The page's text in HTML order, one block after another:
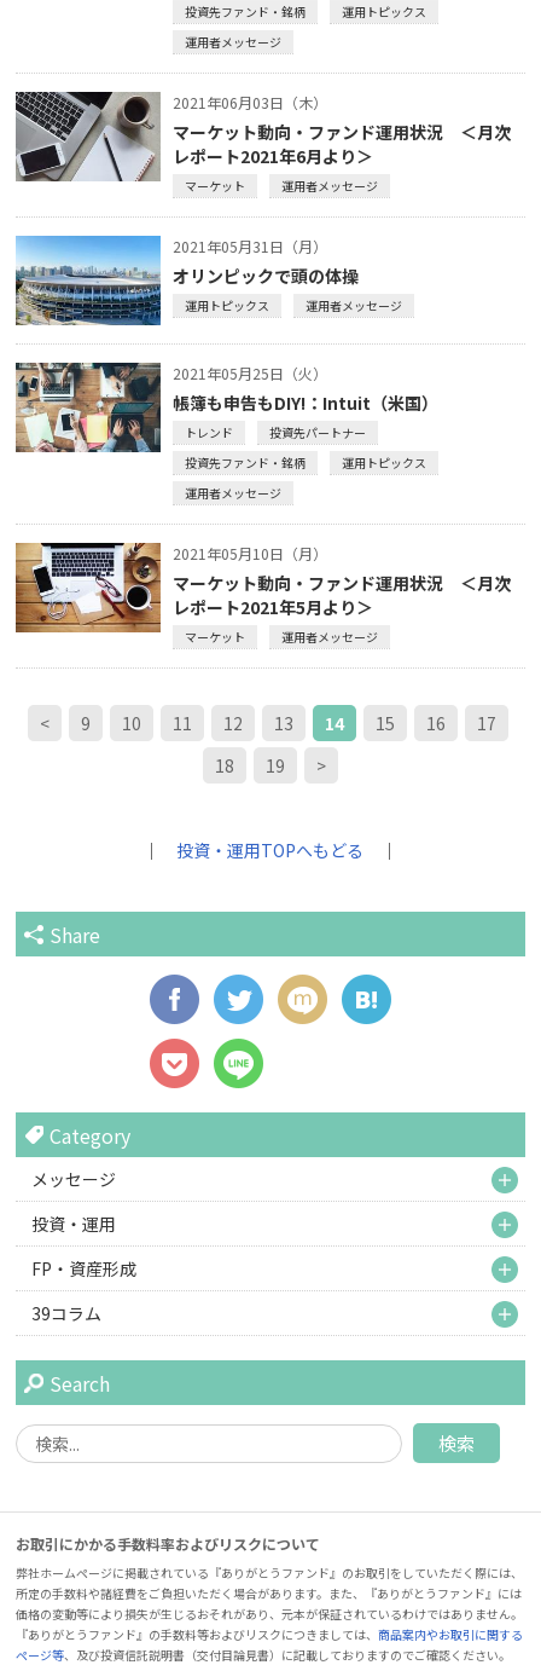
投資先ファンド・銘柄
運用トピックス
運用者メッセージ
2021年06月03日（木）
マーケット動向・ファンド運用状況 ＜月次
レポート2021年6月より＞
マーケット 運用者メッセージ
2021年05月31日（月）
オリンピックで頭の体操
運用トピックス 運用者メッセージ
2021年05月25日（火）
帳簿も申告もDIY!：Intuit（米国）
トレンド
投資先パートナー
投資先ファンド・銘柄
運用トピックス
運用者メッセージ
2021年05月10日（月）
マーケット動向・ファンド運用状況 ＜月次
レポート2021年5月より＞
マーケット 運用者メッセージ
< 9 10 11 12 13 14 15 16
17
18
19 >
｜ 投資・運用TOPへもどる ｜
Share
Category
メッセージ
投資・運用
FP・資産形成
39コラム
Search
お取引にかかる手数料率およびリスクについて
弊社ホームページに掲載されている『ありがとうファンド』のお取引をしていただく際には、
所定の手数料や諸経費をご負担いただく場合があります。また、『ありがとうファンド』には
価格の変動等により損失が生じるおそれがあり、元本が保証されているわけではありません。
『ありがとうファンド』の手数料等およびリスクにつきましては、商品案内やお取引に関する
ページ等、及び投資信託説明書（交付目論見書）に記載しておりますのでご確認ください。